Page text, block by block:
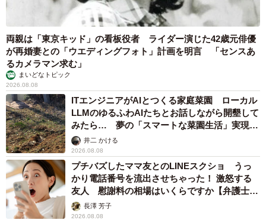
両親は「東京キッド」の看板役者 ライダー演じた42歳元俳優
が再婚妻との「ウエディングフォト」計画を明言 「センスあ
るカメラマン求む」
まいどなトピック
2026.08.08
ITエンジニアがAIとつくる家庭菜園 ローカル
LLMのゆるふわAIたちとお話しながら開墾して
みたら… 夢の「スマートな菜園生活」実現な
るか井二 かける
2026.08.08
プチバズしたママ友とのLINEスクショ うっ
かり電話番号を流出させちゃった！ 激怒する
友人 慰謝料の相場はいくらですか【弁護士が
解説】長澤 芳子
2026.08.08